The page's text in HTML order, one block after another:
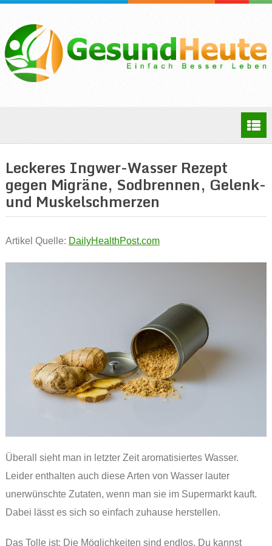
Leckeres Ingwer-Wasser Rezept
gegen Migräne, Sodbrennen, Gelenk-
und Muskelschmerzen
Artikel Quelle: DailyHealthPost.com
Überall sieht man in letzter Zeit aromatisiertes Wasser.
Leider enthalten auch diese Arten von Wasser lauter
unerwünschte Zutaten, wenn man sie im Supermarkt kauft.
Dabei lässt es sich so einfach zuhause herstellen.
Das Tolle ist: Die Möglichkeiten sind endlos. Du kannst